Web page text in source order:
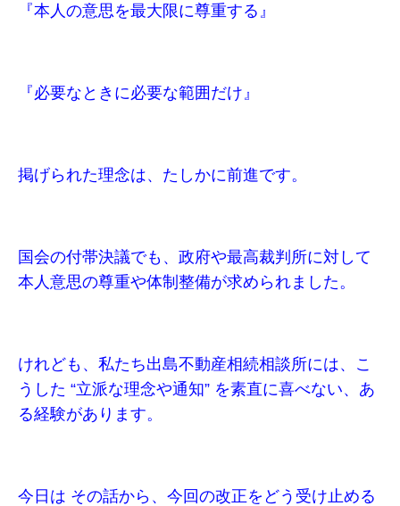
『本人の意思を最大限に尊重する』
『必要なときに必要な範囲だけ』
掲げられた理念は、たしかに前進です。
国会の付帯決議でも、政府や最高裁判所に対して
本人意思の尊重や体制整備が求められました。
けれども、私たち出島不動産相続相談所には、こ
うした “立派な理念や通知” を素直に喜べない、あ
る経験があります。
今日は その話から、今回の改正をどう受け止める